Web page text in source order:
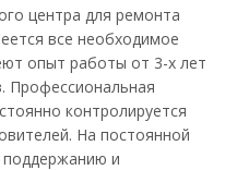
центра для ремонта
все необходимое
опыт работы от 3-х лет
Профессиональная
контролируется
На постоянной
поддержанию и